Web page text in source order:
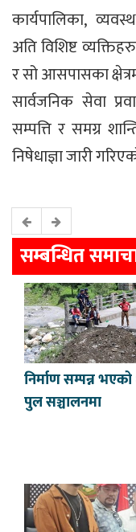
कार्यपालिका,
अति विशिष्ट
र सो आसपासका
सार्वजनिक सेवा
सम्पत्ति र समग्र
निषेधाज्ञा जारी
सम्बन्धित
निर्माण सम्पन्न
पुल सञ्चालनमा